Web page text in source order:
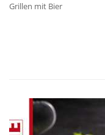
Grillen mit Bier